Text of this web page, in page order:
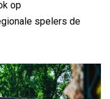
op
spelers de